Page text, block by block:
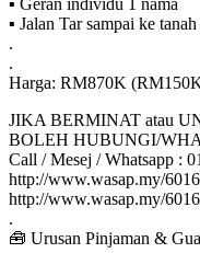
▪️ Geran individu 1 nama
▪️ Jalan Tar sampai ke tanah
.
.
Harga: RM870K
JIKA BERMINAT atau
BOLEH HUBUNGI/
Call / Mesej / Whatsapp :
http://www.wasap.my/
http://www.wasap.my/
.
🧰 Urusan Pinjaman &